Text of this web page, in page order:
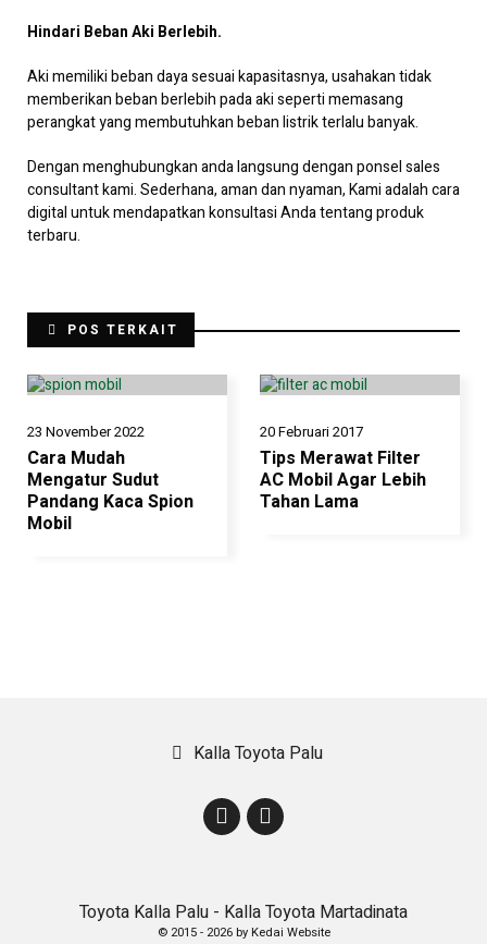
Hindari Beban Aki Berlebih.
Aki memiliki beban daya sesuai kapasitasnya, usahakan tidak
memberikan beban berlebih pada aki seperti memasang
perangkat yang membutuhkan beban listrik terlalu banyak.
Dengan menghubungkan anda langsung dengan ponsel sales
consultant kami. Sederhana, aman dan nyaman, Kami adalah cara
digital untuk mendapatkan konsultasi Anda tentang produk
terbaru.
POS TERKAIT
23 November 2022
Cara Mudah
Mengatur Sudut
Pandang Kaca Spion
Mobil
20 Februari 2017
Tips Merawat Filter
AC Mobil Agar Lebih
Tahan Lama
Kalla Toyota Palu
Toyota Kalla Palu - Kalla Toyota Martadinata
© 2015 - 2026 by Kedai Website